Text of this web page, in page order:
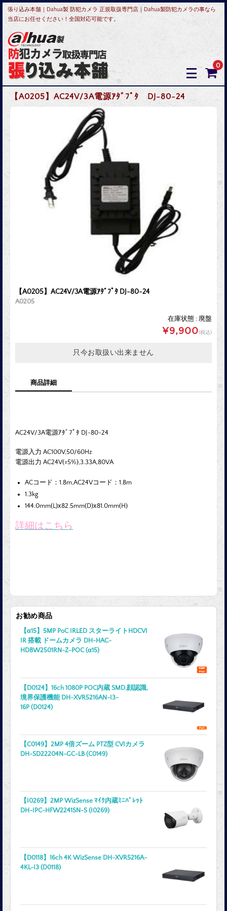
張り込み本舗｜Dahua製 防犯カメラ 正規取扱専門店｜Dahua製防犯カメラの事なら
当店にお任せください！全国対応可能です。
0
【A0205】AC24V/3A電源ｱﾀﾞﾌﾟﾀ DJ-80-24
【A0205】AC24V/3A電源ｱﾀﾞﾌﾟﾀ DJ-80-24
A0205
在庫状態 : 廃盤
¥9,900(税込)
只今お取扱い出来ません
商品詳細
AC24V/3A電源ｱﾀﾞﾌﾟﾀ DJ-80-24
電源入力 AC100V,50/60Hz
電源出力 AC24V(±5%),3.33A,80VA
ACコード：1.8m,AC24Vコード：1.8m
1.3kg
144.0mm(L)х82.5mm(D)х81.0mm(H)
詳細はこちら
お勧め商品
【α15】5MP PoC IRLED スターライトHDCVI
IR 搭載 ドームカメラ DH-HAC-
HDBW2501RN-Z-POC (α15)
【D0124】16ch 1080P POC内蔵 SMD,顔認識,
境界保護機能 DH-XVR5216AN-I3-
16P (D0124)
【C0149】2MP 4倍ズーム PTZ型 CVIカメラ
DH-SD22204N-GC-LB (C0149)
【I0269】2MP WizSense ﾏｲｸ内蔵ﾐﾆﾊﾞﾚｯﾄ
DH-IPC-HFW2241SN-S (I0269)
【D0118】16ch 4K WizSense DH-XVR5216A-
4KL-I3 (D0118)